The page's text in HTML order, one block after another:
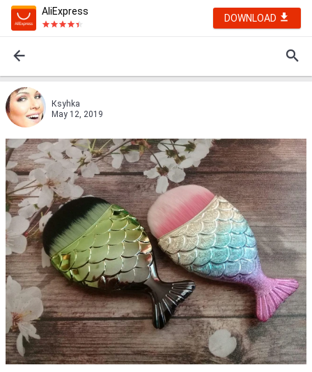
AliExpress
DOWNLOAD
Кsyhka
May 12, 2019